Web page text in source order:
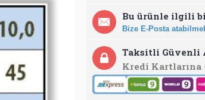
Bu ürünle ilgili
Bize E-Posta
Taksitli Güvenli
Kredi Kartlarına